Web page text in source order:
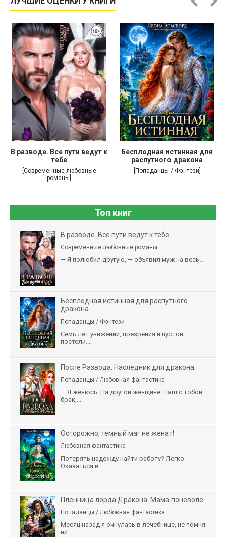
В разводе. Все пути ведут к
тебе
[Современные любовные
романы]
Бесплодная истинная для
распутного дракона
[Попаданцы / Фэнтези]
Топ книг
В разводе. Все пути ведут к тебе
Современные любовные романы
— Я полюбил другую, — объявил муж на весь...
Бесплодная истинная для распутного
дракона
Попаданцы / Фэнтези
Семь лет унижений, презрения и пустой
постели....
После Развода. Наследник для дракона
Попаданцы / Любовная фантастика
— Я женюсь. На другой женщине. Наш с тобой
брак,...
Осторожно, темный маг не женат!
Любовная фантастика
Потерять надежду найти работу? Легко.
Оказаться в...
Пленница лорда Дракона. Мама поневоле
Попаданцы / Любовная фантастика
Месяц назад я очнулась в лечебнице, не помня
ни...